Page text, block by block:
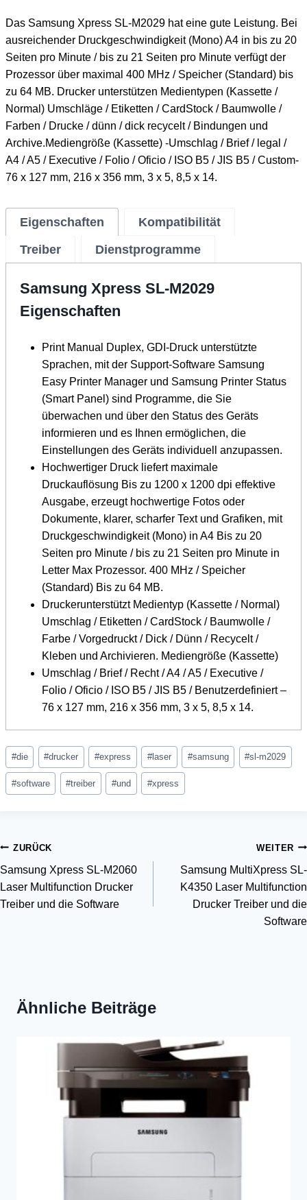
Das Samsung Xpress SL-M2029 hat eine gute Leistung. Bei
ausreichender Druckgeschwindigkeit (Mono) A4 in bis zu 20
Seiten pro Minute / bis zu 21 Seiten pro Minute verfügt der
Prozessor über maximal 400 MHz / Speicher (Standard) bis
zu 64 MB. Drucker unterstützen Medientypen (Kassette /
Normal) Umschläge / Etiketten / CardStock / Baumwolle /
Farben / Drucke / dünn / dick recycelt / Bindungen und
Archive.Mediengröße (Kassette) -Umschlag / Brief / legal /
A4 / A5 / Executive / Folio / Oficio / ISO B5 / JIS B5 / Custom-
76 x 127 mm, 216 x 356 mm, 3 x 5, 8,5 x 14.
Eigenschaften
Kompatibilität
Treiber
Dienstprogramme
Samsung Xpress SL-M2029
Eigenschaften
Print Manual Duplex, GDI-Druck unterstützte
Sprachen, mit der Support-Software Samsung
Easy Printer Manager und Samsung Printer Status
(Smart Panel) sind Programme, die Sie
überwachen und über den Status des Geräts
informieren und es Ihnen ermöglichen, die
Einstellungen des Geräts individuell anzupassen.
Hochwertiger Druck liefert maximale
Druckauflösung Bis zu 1200 x 1200 dpi effektive
Ausgabe, erzeugt hochwertige Fotos oder
Dokumente, klarer, scharfer Text und Grafiken, mit
Druckgeschwindigkeit (Mono) in A4 Bis zu 20
Seiten pro Minute / bis zu 21 Seiten pro Minute in
Letter Max Prozessor. 400 MHz / Speicher
(Standard) Bis zu 64 MB.
Druckerunterstützt Medientyp (Kassette / Normal)
Umschlag / Etiketten / CardStock / Baumwolle /
Farbe / Vorgedruckt / Dick / Dünn / Recycelt /
Kleben und Archivieren. Mediengröße (Kassette)
Umschlag / Brief / Recht / A4 / A5 / Executive /
Folio / Oficio / ISO B5 / JIS B5 / Benutzerdefiniert –
76 x 127 mm, 216 x 356 mm, 3 x 5, 8,5 x 14.
Schlagworte:
#die #drucker #express #laser #samsung #sl-m2029
#software #treiber #und #xpress
Beitragsnavigation
ZURÜCK
Samsung Xpress SL-M2060
Laser Multifunction Drucker
Treiber und die Software
WEITER
Samsung MultiXpress SL-
K4350 Laser Multifunction
Drucker Treiber und die
Software
Ähnliche Beiträge